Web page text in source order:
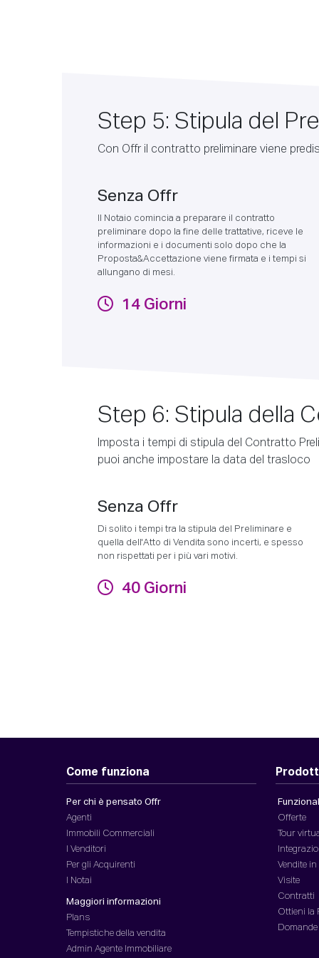
Step 5: Stipula del
Con Offr il contratto preliminare viene
Senza Offr
Il Notaio comincia a preparare il contratto
preliminare dopo la fine delle trattative, riceve le
informazioni e i documenti solo dopo che la
Proposta&Accettazione viene firmata e i tempi si
allungano di mesi.
14 Giorni
Step 6: Stipula della
Imposta i tempi di stipula del Contratto
puoi anche impostare la data del trasloco
Senza Offr
Di solito i tempi tra la stipula del Preliminare e
quella dell'Atto di Vendita sono incerti, e spesso
non rispettati per i più vari motivi.
40 Giorni
Come funziona
Per chi è pensato Offr
Agenti
Immobili Commerciali
I Venditori
Per gli Acquirenti
I Notai
Maggiori informazioni
Plans
Tempistiche della vendita
Admin Agente Immobiliare
Offerte
Tour
Vendite
Visite
Contratti
Ottieni la
Domande